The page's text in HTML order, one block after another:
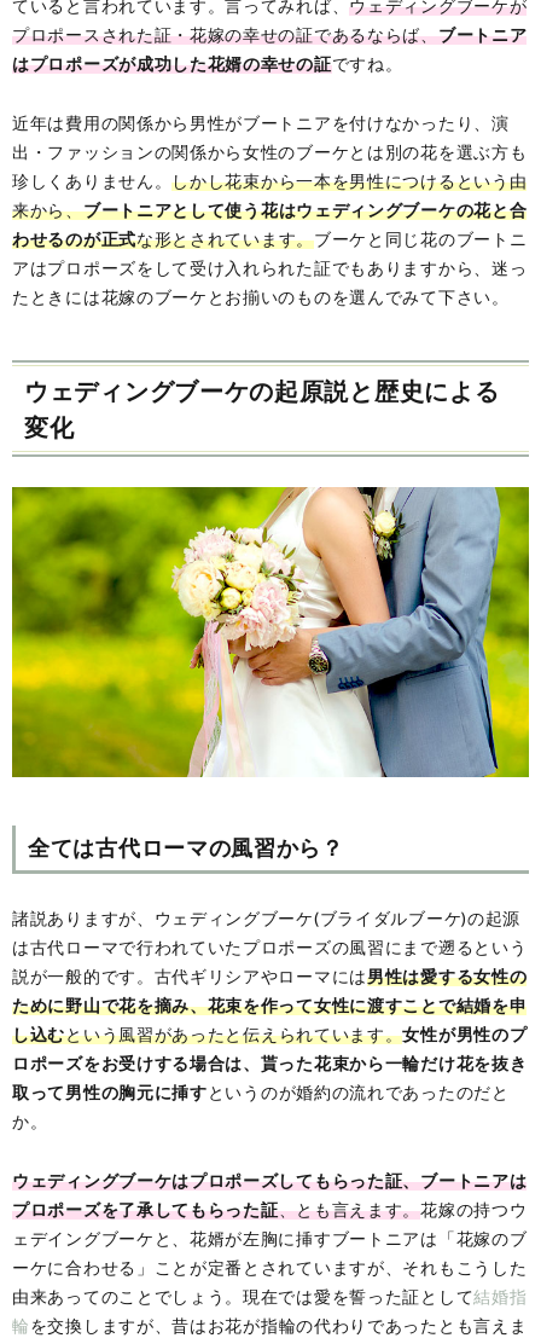
ていると言われています。言ってみれば、ウェディングブーケが
プロポースされた証・花嫁の幸せの証であるならば、ブートニア
はプロポーズが成功した花婿の幸せの証ですね。
近年は費用の関係から男性がブートニアを付けなかったり、演
出・ファッションの関係から女性のブーケとは別の花を選ぶ方も
珍しくありません。しかし花束から一本を男性につけるという由
来から、ブートニアとして使う花はウェディングブーケの花と合
わせるのが正式な形とされています。ブーケと同じ花のブートニ
アはプロポーズをして受け入れられた証でもありますから、迷っ
たときには花嫁のブーケとお揃いのものを選んでみて下さい。
ウェディングブーケの起原説と歴史による
変化
全ては古代ローマの風習から？
諸説ありますが、ウェディングブーケ(ブライダルブーケ)の起源
は古代ローマで行われていたプロポーズの風習にまで遡るという
説が一般的です。古代ギリシアやローマには男性は愛する女性の
ために野山で花を摘み、花束を作って女性に渡すことで結婚を申
し込むという風習があったと伝えられています。女性が男性のプ
ロポーズをお受けする場合は、貰った花束から一輪だけ花を抜き
取って男性の胸元に挿すというのが婚約の流れであったのだと
か。
ウェディングブーケはプロポーズしてもらった証、ブートニアは
プロポーズを了承してもらった証、とも言えます。花嫁の持つウ
ェデイングブーケと、花婿が左胸に挿すブートニアは「花嫁のブ
ーケに合わせる」ことが定番とされていますが、それもこうした
由来あってのことでしょう。現在では愛を誓った証として結婚指
輪を交換しますが、昔はお花が指輪の代わりであったとも言えま